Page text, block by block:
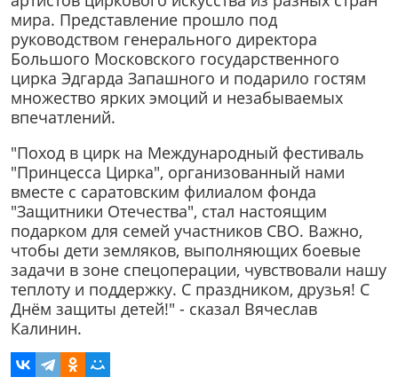
мира. Представление прошло под
руководством генерального директора
Большого Московского государственного
цирка Эдгарда Запашного и подарило гостям
множество ярких эмоций и незабываемых
впечатлений.
"Поход в цирк на Международный фестиваль
"Принцесса Цирка", организованный нами
вместе с саратовским филиалом фонда
"Защитники Отечества", стал настоящим
подарком для семей участников СВО. Важно,
чтобы дети земляков, выполняющих боевые
задачи в зоне спецоперации, чувствовали нашу
теплоту и поддержку. С праздником, друзья! С
Днём защиты детей!" - сказал Вячеслав
Калинин.